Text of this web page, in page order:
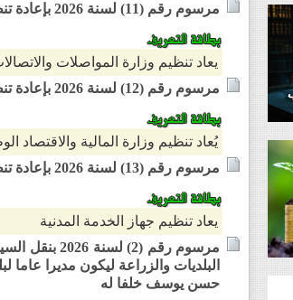
مرسوم رقم (11) لسنة 2026 بإعادة تنظيم وزارة المواصلات والاتصالات
يعاد تنظيم وزارة المواصلات
مرسوم رقم (12) لسنة 2026 بإعادة تنظيم وزارة المالية والاقتصاد الوطني
يُعاد تنظيم وزارة المالية والاقتصاد
مرسوم رقم (13) لسنة 2026 بإعادة تنظيم جهاز الخدمة المدنية
يعاد تنظيم جهاز الخدمة المدنية
مرسوم رقم
البلديات والزراعة ليكون مديرا
حسن يوسف خلفا له